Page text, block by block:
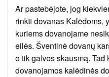
Ar pastebėjote, jog
rinkti dovanas Kalėdoms,
kuriems dovanojame
eilės. Šventinė dovanų
o tik galvos skausmą. Tad
dovanojamos kalėdinės